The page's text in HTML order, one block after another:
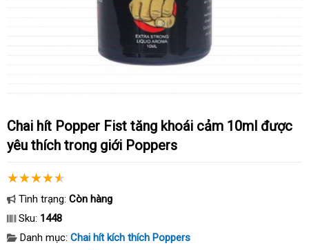
Chai hít Popper Fist tăng khoái cảm 10ml được
yêu thích trong giới Poppers
Tình trạng: Còn hàng
Sku: 1448
Danh mục: Chai hít kích thích Poppers